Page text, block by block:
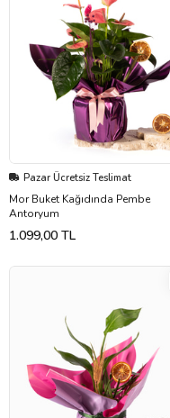
Pazar Ücretsiz Teslimat
Mor Buket Kağıdında Pembe
Antoryum
1.099,00 TL